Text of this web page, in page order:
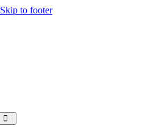
Skip to footer